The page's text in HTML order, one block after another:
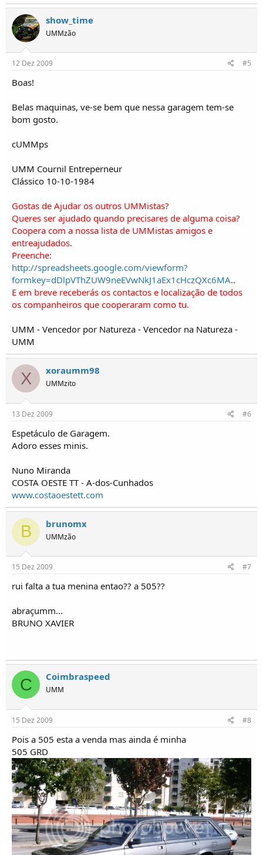
show_time
UMMzão
12 Dez 2009 #5
Boas!
Belas maquinas, ve-se bem que nessa garagem tem-se
bom gosto.
cUMMps
UMM Cournil Entreperneur
Clássico 10-10-1984
Gostas de Ajudar os outros UMMistas?
Queres ser ajudado quando precisares de alguma coisa?
Coopera com a nossa lista de UMMistas amigos e
entreajudados.
Preenche:
http://spreadsheets.google.com/viewform?
formkey=dDlpVThZUW9neEVwNkJ1aEx1cHczQXc6MA..
E em breve receberás os contactos e localização de todos
os companheiros que cooperaram como tu.
UMM - Vencedor por Natureza - Vencedor na Natureza -
UMM
X xoraumm98
UMMzito
13 Dez 2009 #6
Espetáculo de Garagem.
Adoro esses minis.
Nuno Miranda
COSTA OESTE TT - A-dos-Cunhados
www.costaoestett.com
B brunomx
UMMzão
15 Dez 2009 #7
rui falta a tua menina entao?? a 505??
abraçumm...
BRUNO XAVIER
C Coimbraspeed
UMM
15 Dez 2009 #8
Pois a 505 esta a venda mas ainda é minha
505 GRD